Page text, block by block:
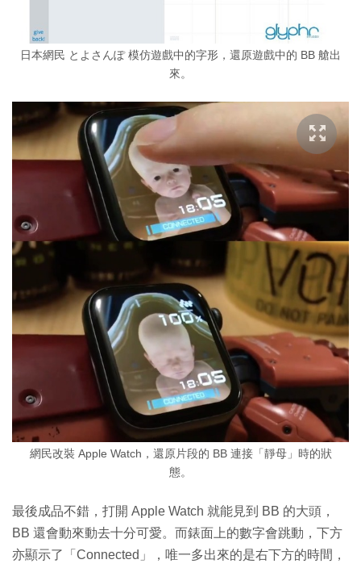
日本網民 とよさんぽ 模仿遊戲中的字形，還原遊戲中的 BB 艙出
來。
網民改裝 Apple Watch，還原片段的 BB 連接「靜母」時的狀
態。
最後成品不錯，打開 Apple Watch 就能見到 BB 的大頭，
BB 還會動來動去十分可愛。而錶面上的數字會跳動，下方
亦顯示了「Connected」，唯一多出來的是右下方的時間，